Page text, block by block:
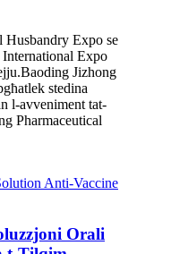
Expo se
Expo
Jizhong
stedina
l-avveniment tat-
Pharmaceutical
Orali